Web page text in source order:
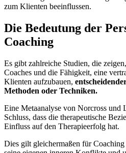
zum Klienten beeinflussen.
Die Bedeutung der
Coaching
Es gibt zahlreiche Studien, die
Coaches und die Fähigkeit, eine
Klienten aufzubauen,
Methoden oder Techniken.
Eine Metaanalyse von Norcross und
Schluss, dass die therapeutische
Einfluss auf den Therapieerfolg hat.
Dies gilt gleichermaßen für